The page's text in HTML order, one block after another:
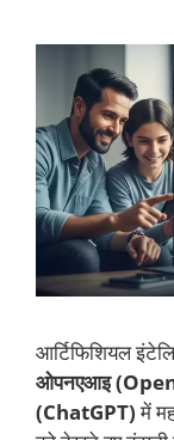
आर्टिफिशियल
ओपनएआइ
(ChatGPT)में